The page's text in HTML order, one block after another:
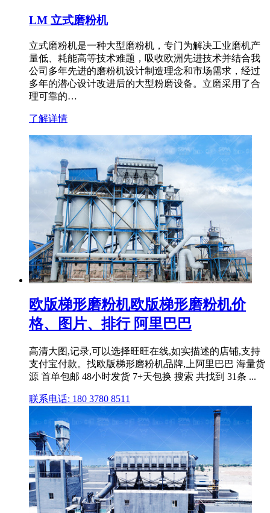
LM 立式磨粉机
立式磨粉机是一种大型磨粉机，专门为解决工业磨机产
量低、耗能高等技术难题，吸收欧洲先进技术并结合我
公司多年先进的磨粉机设计制造理念和市场需求，经过
多年的潜心设计改进后的大型粉磨设备。立磨采用了合
理可靠的…
了解详情
欧版梯形磨粉机欧版梯形磨粉机价
格、图片、排行 阿里巴巴
高清大图,记录,可以选择旺旺在线,如实描述的店铺,支持
支付宝付款。找欧版梯形磨粉机品牌,上阿里巴巴 海量货
源 首单包邮 48小时发货 7+天包换 搜索 共找到 31条 ...
联系电话: 180 3780 8511